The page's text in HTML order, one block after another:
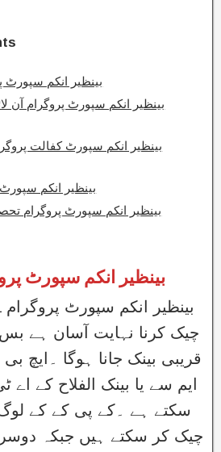
بینظیر انکم سپورٹ
بینظیر انکم سپورٹ پروگرام آن
بینظیر انکم سپورٹ کفالت
بینظیر انکم سپورٹ
بینظیر انکم سپورٹ پروگرام
بینظیر انکم سپورٹ
چیک کرنا نہایت آسان ہے
قریبی بینک جانا ہوگا ۔ایچ
ایم سے یا بینک الفلاح کے
سکتے ہے ۔کے پی کے کے لوگ
چیک کر سکتے ہیں جبکہ